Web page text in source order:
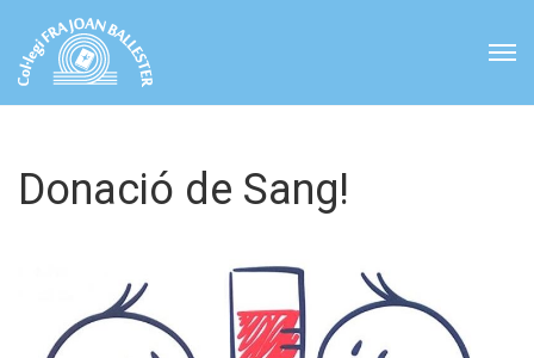
Donació de Sang!